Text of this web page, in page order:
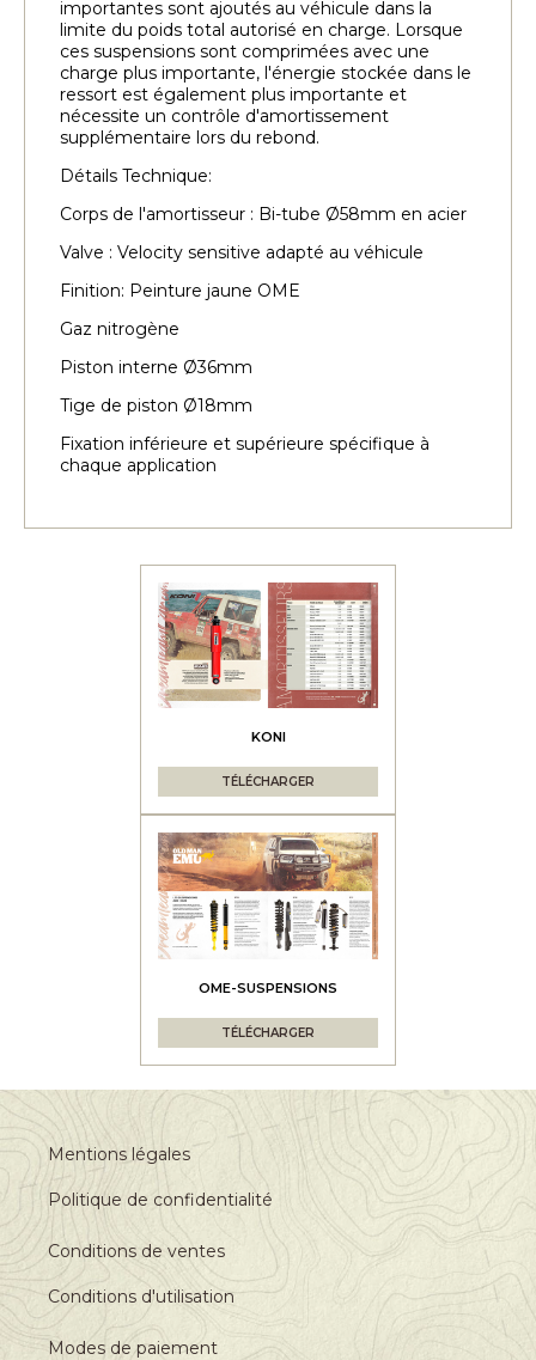
importantes sont ajoutés au véhicule dans la
limite du poids total autorisé en charge. Lorsque
ces suspensions sont comprimées avec une
charge plus importante, l'énergie stockée dans le
ressort est également plus importante et
nécessite un contrôle d'amortissement
supplémentaire lors du rebond.
Détails Technique:
Corps de l'amortisseur : Bi-tube Ø58mm en acier
Valve : Velocity sensitive adapté au véhicule
Finition: Peinture jaune OME
Gaz nitrogène
Piston interne Ø36mm
Tige de piston Ø18mm
Fixation inférieure et supérieure spécifique à
chaque application
KONI
TÉLÉCHARGER
OME-SUSPENSIONS
TÉLÉCHARGER
Mentions légales
Politique de confidentialité
Conditions de ventes
Conditions d'utilisation
Modes de paiement